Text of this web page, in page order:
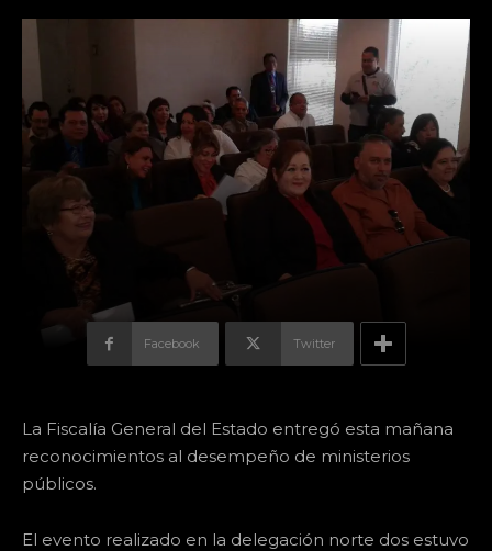
Facebook Twitter
La Fiscalía General del Estado entregó esta mañana
reconocimientos al desempeño de ministerios
públicos.
El evento realizado en la delegación norte dos estuvo